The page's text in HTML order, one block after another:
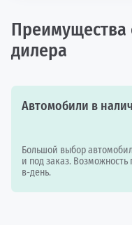
дилера
Автомобили в
Большой выбор
и под заказ. Возможность
в-день.